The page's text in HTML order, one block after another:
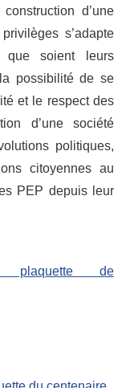
d’une
s’adapte
que soient leurs
possibilité de se
et le respect des
d’une société
politiques,
citoyennes au
PEP depuis leur
plaquette de